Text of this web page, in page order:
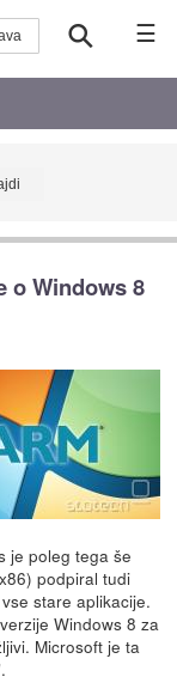
☰
o Windows 8
je poleg tega še
podpiral tudi
stare aplikacije.
Windows 8 za
Microsoft je ta